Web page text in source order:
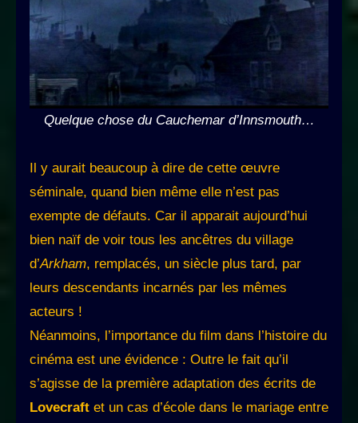
Quelque chose du Cauchemar d’Innsmouth…
Il y aurait beaucoup à dire de cette œuvre
séminale, quand bien même elle n’est pas
exempte de défauts. Car il apparait aujourd’hui
bien naïf de voir tous les ancêtres du village
d’Arkham, remplacés, un siècle plus tard, par
leurs descendants incarnés par les mêmes
acteurs !
Néanmoins, l’importance du film dans l’histoire du
cinéma est une évidence : Outre le fait qu’il
s’agisse de la première adaptation des écrits de
Lovecraft et un cas d’école dans le mariage entre